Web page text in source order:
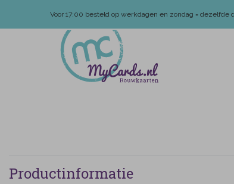
Voor 17:00 besteld op werkdagen en zondag = dezelfde
Productinformatie